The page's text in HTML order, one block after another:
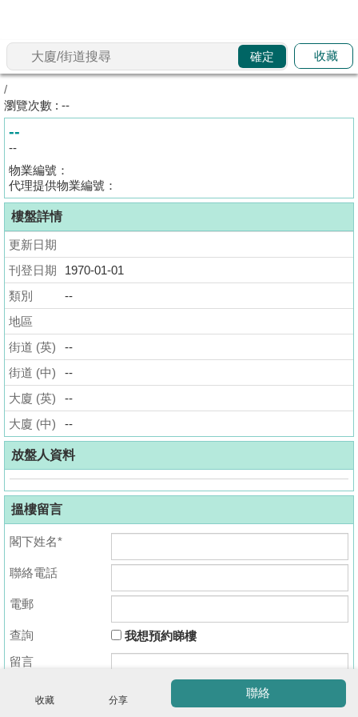
搵
成
交
業
主
放
盤
宅
谷
按
揭
地
產
博
客
地
產
聞
數
據
佈
收
藏
盤
確定 收藏
/
瀏覽次數 : --
收藏 分享
聯絡
--
--
物業編號：
代理提供物業編號：
樓盤詳情
更新日期
刊登日期
1970-01-01
類別
--
地區
街道 (英)
--
街道 (中)
--
大廈 (英)
--
大廈 (中)
--
放盤人資料
搵樓留言
閣下姓名*
聯絡電話
電郵
查詢
我想預約睇樓
留言